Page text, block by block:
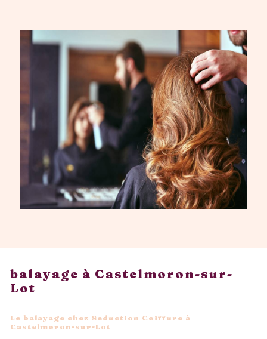
balayage à Castelmoron-sur-
Lot
Le balayage chez Seduction Coiffure à
Castelmoron-sur-Lot